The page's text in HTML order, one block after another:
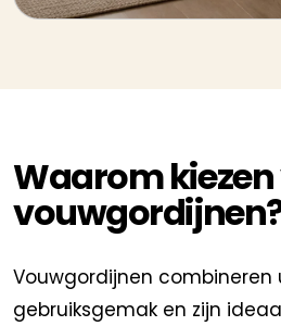
Waarom
Vouwgordijnen
gebruiksgemak en zijn